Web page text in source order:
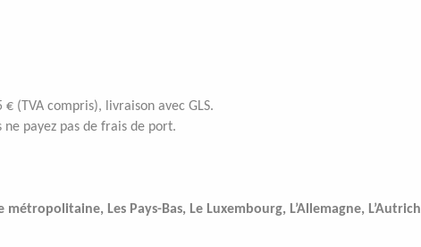
(TVA compris), livraison avec GLS.
ne payez pas de frais de port.
Les Pays-Bas, Le Luxembourg, L’Allemagne,